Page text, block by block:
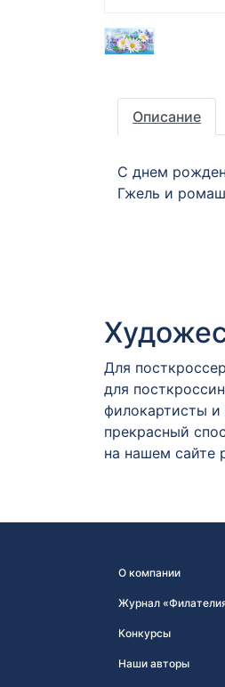
Описание
С днем
Гжель и
Для
для
филокартисты
прекрасный
на нашем сайте
О компании
Журнал
Конкурсы
Наши авторы